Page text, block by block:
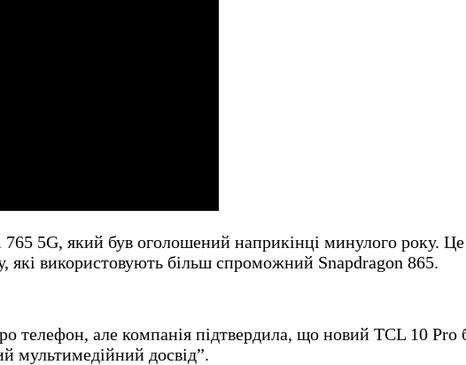
5G, який був оголошений наприкінці минулого року. Це
використовують більш спроможний Snapdragon 865.
телефон, але компанія підтвердила, що новий TCL 10
мультимедійний досвід”.